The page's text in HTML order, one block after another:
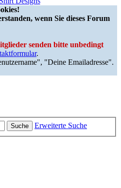
wenn Sie dieses Forum
senden bitte unbedingt
.
"Deine Emailadresse".
Suche
Erweiterte Suche